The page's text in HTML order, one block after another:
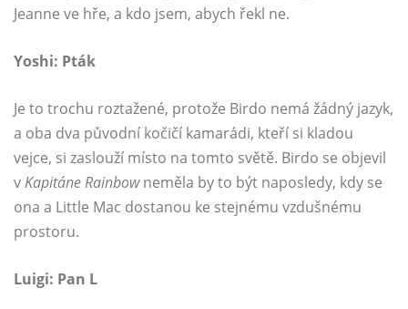
Jeanne ve hře, a kdo jsem, abych řekl ne.
Yoshi: Pták
Je to trochu roztažené, protože Birdo nemá žádný jazyk,
a oba dva původní kočičí kamarádi, kteří si kladou
vejce, si zaslouží místo na tomto světě. Birdo se objevil
vKapitáne Rainbowneměla by to být naposledy, kdy se
ona a Little Mac dostanou ke stejnému vzdušnému
prostoru.
Luigi: Pan L